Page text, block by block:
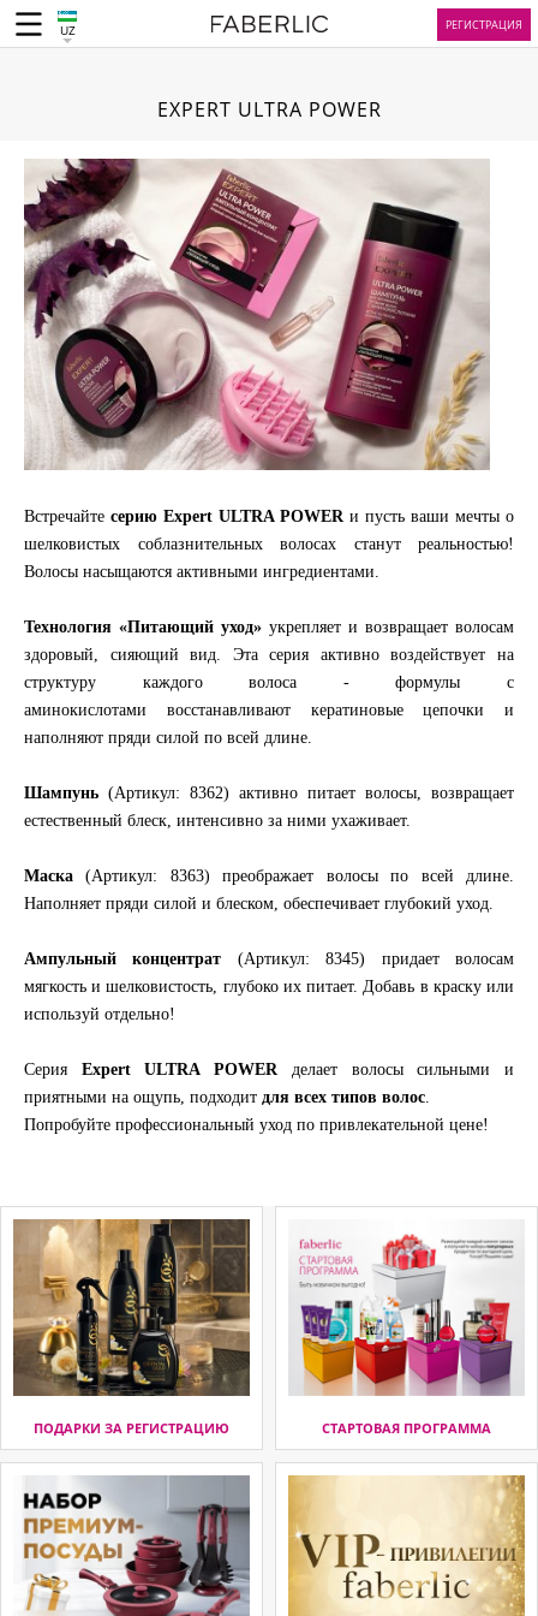
UZ РЕГИСТРАЦИЯ
EXPERT ULTRA POWER
Встречайте серию Expert ULTRA POWER и пусть ваши мечты о
шелковистых соблазнительных волосах станут реальностью!
Волосы насыщаются активными ингредиентами.
Технология «Питающий уход» укрепляет и возвращает волосам
здоровый, сияющий вид. Эта серия активно воздействует на
структуру каждого волоса - формулы с
аминокислотами восстанавливают кератиновые цепочки и
наполняют пряди силой по всей длине.
Шампунь (Артикул: 8362) активно питает волосы, возвращает
естественный блеск, интенсивно за ними ухаживает.
Маска (Артикул: 8363) преображает волосы по всей длине.
Наполняет пряди силой и блеском, обеспечивает глубокий уход.
Ампульный концентрат (Артикул: 8345) придает волосам
мягкость и шелковистость, глубоко их питает. Добавь в краску или
используй отдельно!
Серия Expert ULTRA POWER делает волосы сильными и
приятными на ощупь, подходит для всех типов волос
Попробуйте профессиональный уход по привлекательной цене!
ПОДАРКИ ЗА РЕГИСТРАЦИЮ СТАРТОВАЯ ПРОГРАММА